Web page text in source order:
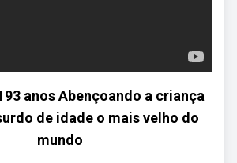
anos Abençoando a criança
de idade o mais velho do
mundo